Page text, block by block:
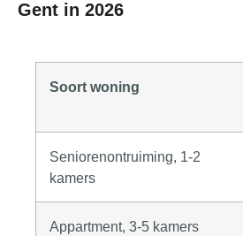
Gent in 2026
Soort woning
Seniorenontruiming, 1-2
kamers
Appartment, 3-5 kamers